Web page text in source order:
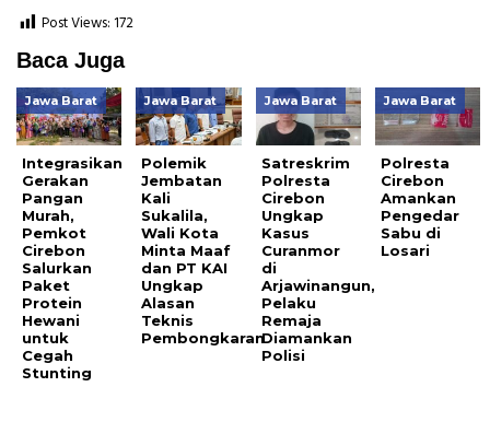
Post Views: 172
Baca Juga
Jawa Barat
Integrasikan
Gerakan
Pangan
Murah,
Pemkot
Cirebon
Salurkan
Paket
Protein
Hewani
untuk
Cegah
Stunting
Jawa Barat
Polemik
Jembatan
Kali
Sukalila,
Wali Kota
Minta Maaf
dan PT KAI
Ungkap
Alasan
Teknis
Pembongkaran
Jawa Barat
Satreskrim
Polresta
Cirebon
Ungkap
Kasus
Curanmor
di
Arjawinangun,
Pelaku
Remaja
Diamankan
Polisi
Jawa Barat
Polresta
Cirebon
Amankan
Pengedar
Sabu di
Losari